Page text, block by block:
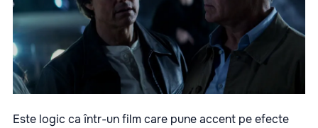
Este logic ca într-un film care pune accent pe efecte